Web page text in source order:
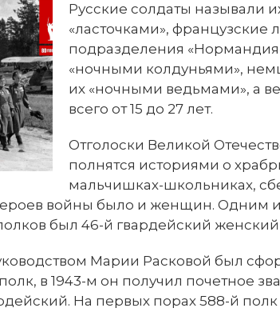
Русские солдаты называли
«ласточками», французские
подразделения
«ночными колдуньями»,
их «ночными ведьмами», а
всего от 15 до 27 лет.
Отголоски Великой
полнятся историями о
мальчишках-школьниках,
войны было и женщин. Одним
был 46-й гвардейский женский
Марии Расковой был
в 1943-м он получил почетное
На первых порах 588-й полк